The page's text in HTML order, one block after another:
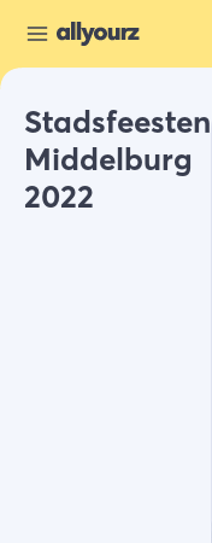
Stadsfeesten
Middelburg
2022